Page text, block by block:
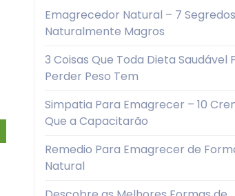
Emagrecedor Natural – 7
Naturalmente Magros
3 Coisas Que Toda Dieta Saudável
Perder Peso Tem
Simpatia Para Emagrecer – 10
Que a Capacitarão
Remedio Para Emagrecer de
Natural